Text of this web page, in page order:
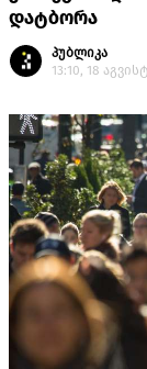
დატბორა
პუბლიკა
13:10, 18